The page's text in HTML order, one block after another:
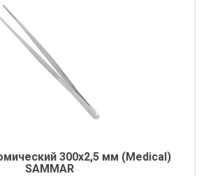
300х2,5 мм (Medical)
SAMMAR